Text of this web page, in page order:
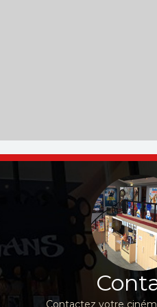
Contactez votre